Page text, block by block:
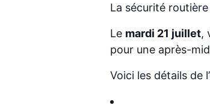
La sécurité
Le mardi 21 juillet,
pour une après-
Voici les détails de